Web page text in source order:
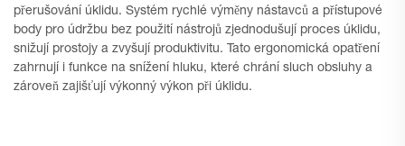
přerušování úklidu. Systém rychlé výměny nástavců a přístupové
body pro údržbu bez použití nástrojů zjednodušují proces úklidu,
snižují prostojy a zvyšují produktivitu. Tato ergonomická opatření
zahrnují i funkce na snížení hluku, které chrání sluch obsluhy a
zároveň zajišťují výkonný výkon při úklidu.